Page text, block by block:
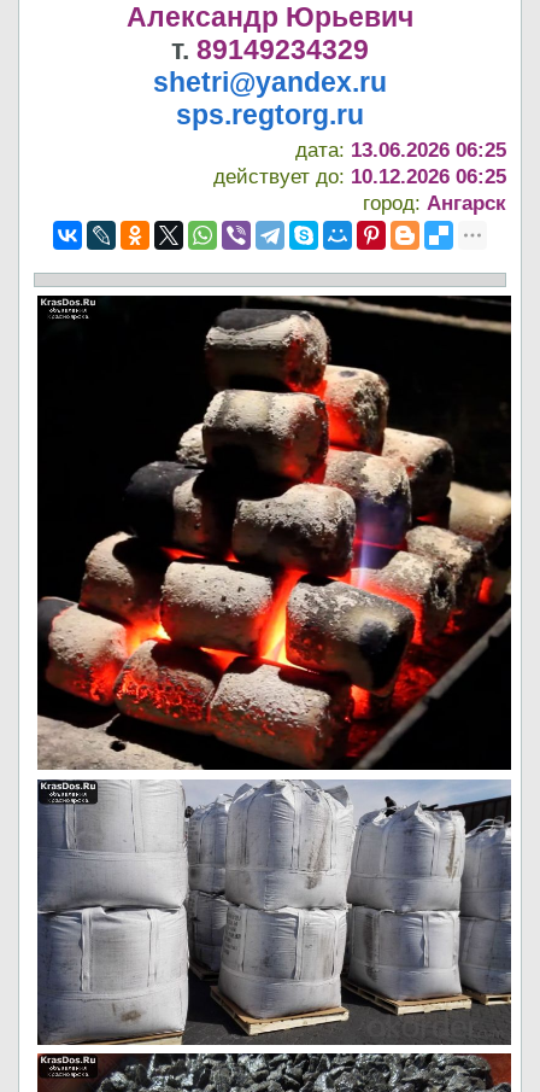
Александр Юрьевич
т. 89149234329
shetri@yandex.ru
sps.regtorg.ru
дата: 13.06.2026 06:25
действует до: 10.12.2026 06:25
город:Ангарск